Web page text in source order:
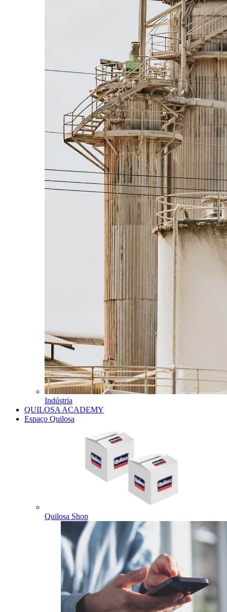
Indústria
QUILOSA ACADEMY
Espaço Quilosa
Quilosa Shop